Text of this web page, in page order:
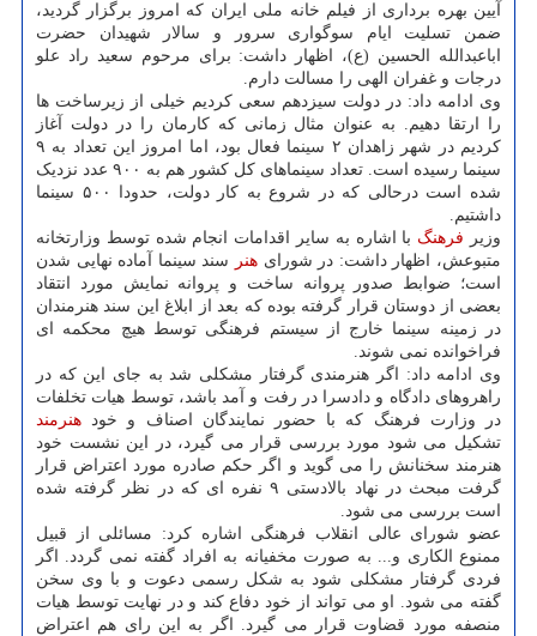
آیین بهره برداری از فیلم خانه ملی ایران که امروز برگزار گردید،
ضمن تسلیت ایام سوگواری سرور و سالار شهیدان حضرت
اباعبدالله الحسین (ع)، اظهار داشت: برای مرحوم سعید راد علو
درجات و غفران الهی را مسالت دارم.
وی ادامه داد: در دولت سیزدهم سعی کردیم خیلی از زیرساخت ها
را ارتقا دهیم. به عنوان مثال زمانی که کارمان را در دولت آغاز
کردیم در شهر زاهدان ۲ سینما فعال بود، اما امروز این تعداد به ۹
سینما رسیده است. تعداد سینماهای کل کشور هم به ۹۰۰ عدد نزدیک
شده است درحالی که در شروع به کار دولت، حدودا ۵۰۰ سینما
داشتیم.
وزیر فرهنگ با اشاره به سایر اقدامات انجام شده توسط وزارتخانه
متبوعش، اظهار داشت: در شورای هنر
سند سینما آماده نهایی شدن
است؛ ضوابط صدور پروانه ساخت و پروانه نمایش مورد انتقاد
بعضی از دوستان قرار گرفته بوده که بعد از ابلاغ این سند هنرمندان
در زمینه سینما خارج از سیستم فرهنگی توسط هیچ محکمه ای
فراخوانده نمی شوند.
وی ادامه داد: اگر هنرمندی گرفتار مشکلی شد به جای این که در
راهروهای دادگاه و دادسرا در رفت و آمد باشد، توسط هیات تخلفات
در وزارت فرهنگ که با حضور نمایندگان اصناف و خود هنرمند
تشکیل می شود مورد بررسی قرار می گیرد، در این نشست خود
هنرمند سخنانش را می گوید و اگر حکم صادره مورد اعتراض قرار
گرفت مبحث در نهاد بالادستی ۹ نفره ای که در نظر گرفته شده
است بررسی می شود.
عضو شورای عالی انقلاب فرهنگی اشاره کرد: مسائلی از قبیل
ممنوع الکاری و... به صورت مخفیانه به افراد گفته نمی گردد. اگر
فردی گرفتار مشکلی شود به شکل رسمی دعوت و با وی سخن
گفته می شود. او می تواند از خود دفاع کند و در نهایت توسط هیات
منصفه مورد قضاوت قرار می گیرد. اگر به این رای هم اعتراض